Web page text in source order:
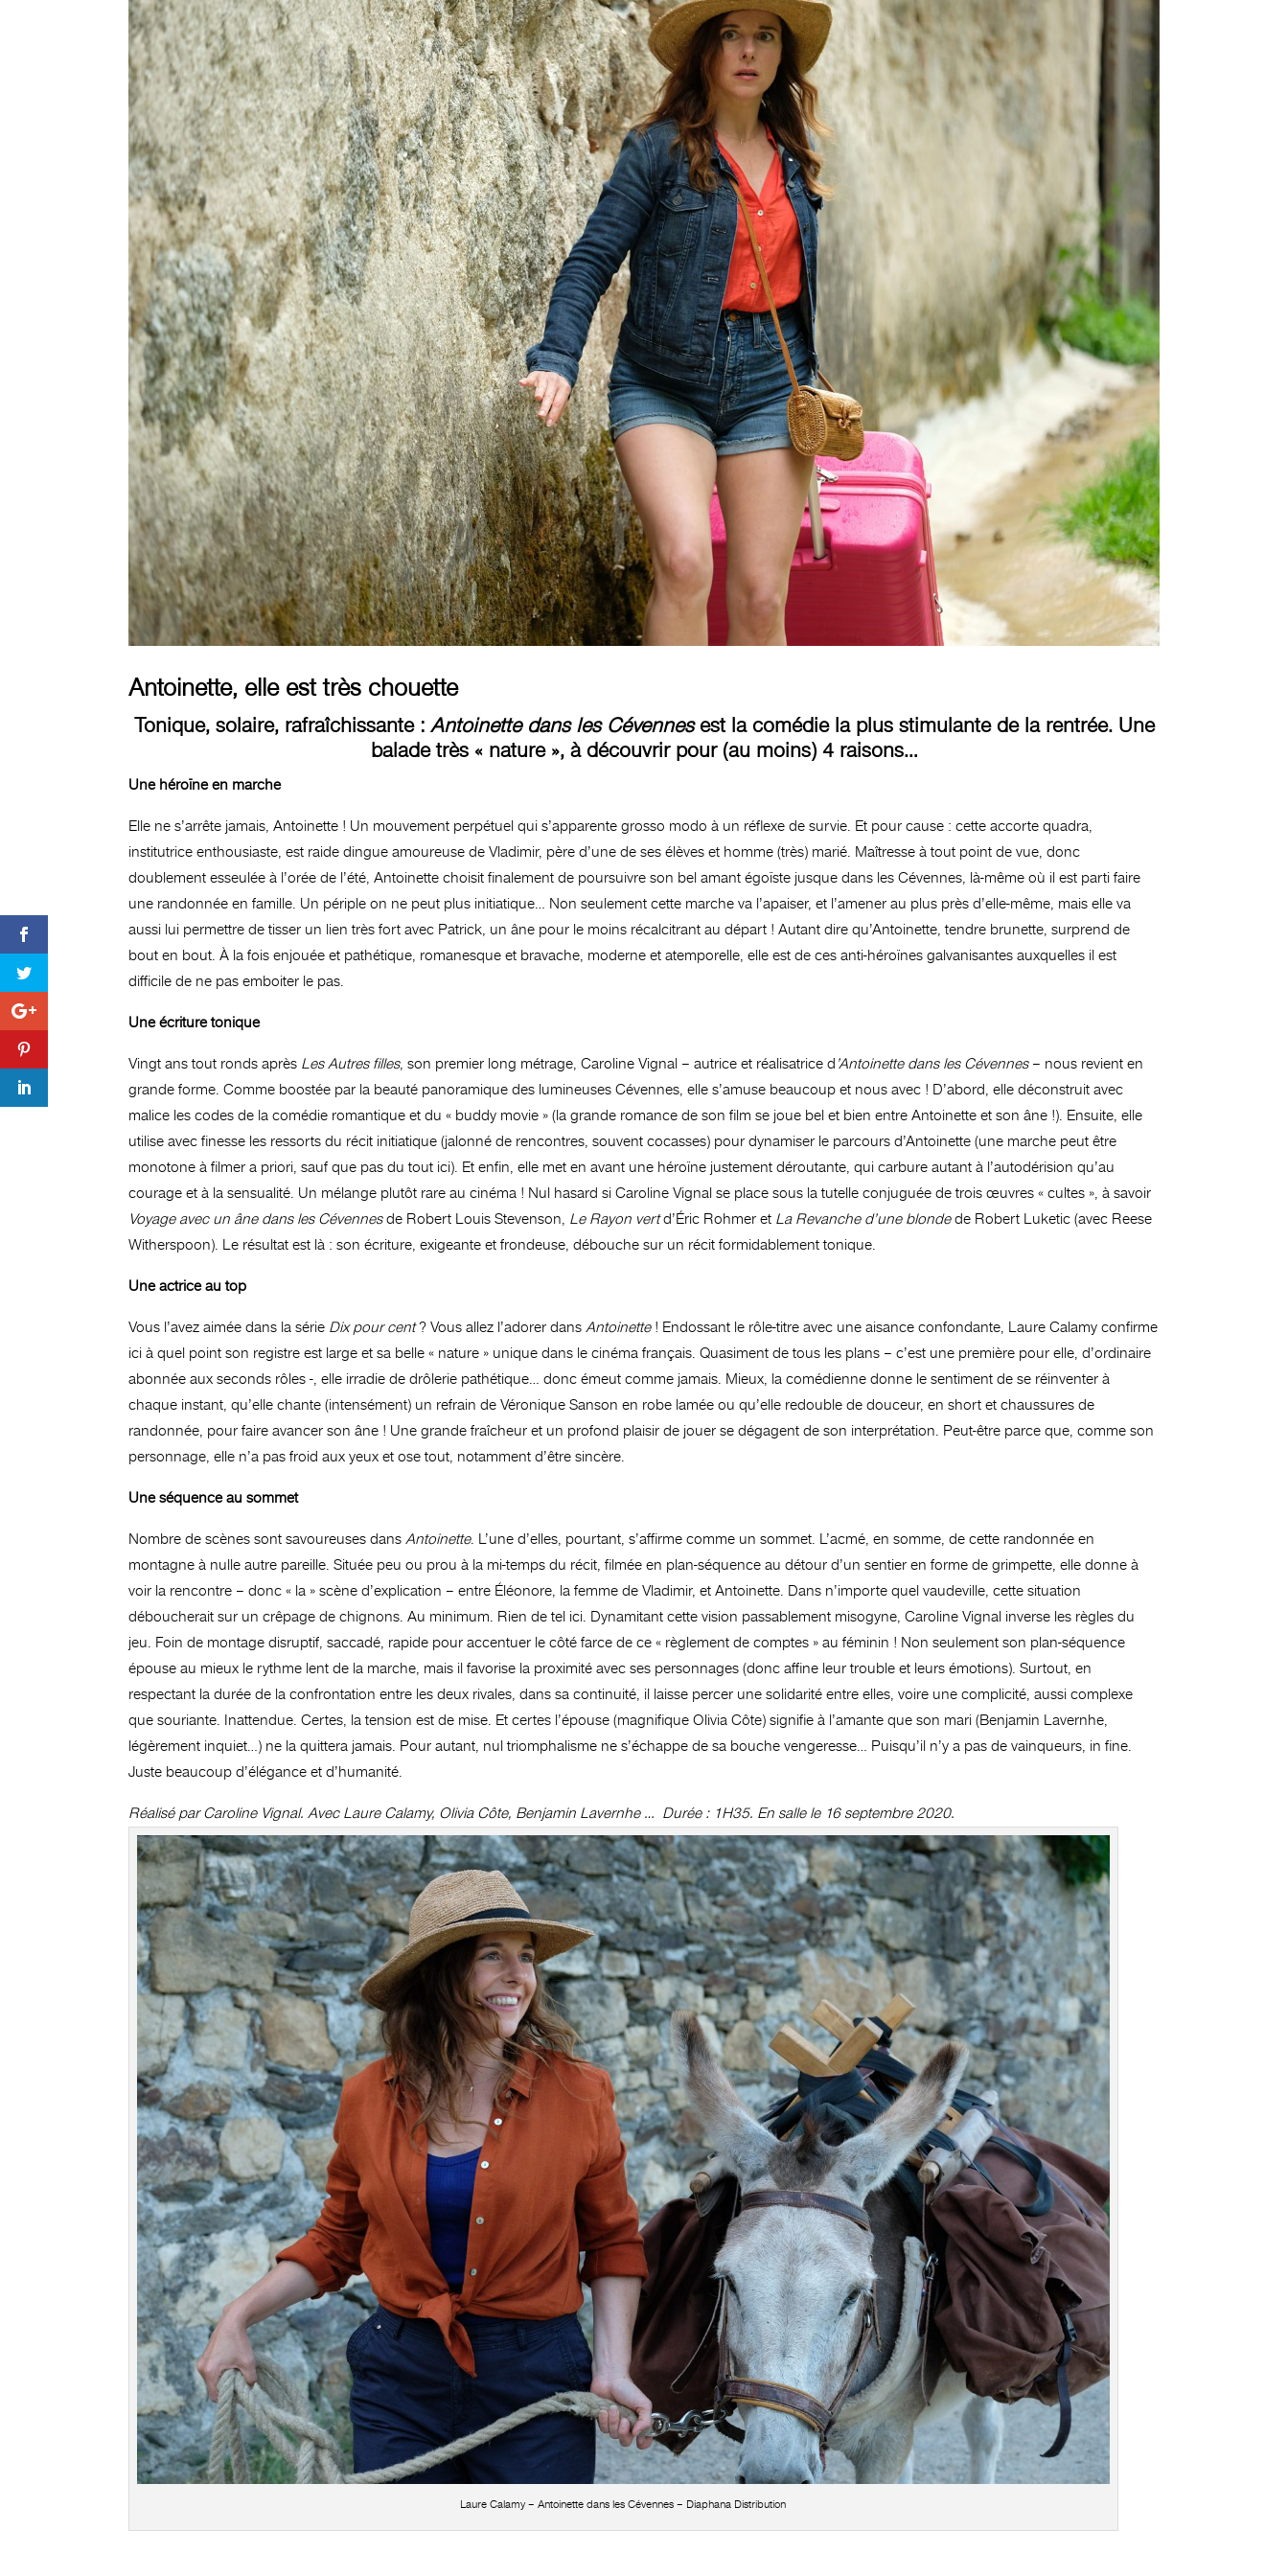
Antoinette, elle est très chouette
Tonique, solaire, rafraîchissante : Antoinette dans les Cévennesest la comédie la plus stimulante de la rentrée. Une
balade très « nature », à découvrir pour (au moins) 4 raisons…
Une héroïne en marche
Elle ne s’arrête jamais, Antoinette ! Un mouvement perpétuel qui s’apparente grosso modo à un réflexe de survie. Et pour cause : cette accorte quadra,
institutrice enthousiaste, est raide dingue amoureuse de Vladimir, père d’une de ses élèves et homme (très) marié. Maîtresse à tout point de vue, donc
doublement esseulée à l’orée de l’été, Antoinette choisit finalement de poursuivre son bel amant égoïste jusque dans les Cévennes, là-même où il est parti faire
une randonnée en famille. Un périple on ne peut plus initiatique… Non seulement cette marche va l’apaiser, et l’amener au plus près d’elle-même, mais elle va
aussi lui permettre de tisser un lien très fort avec Patrick, un âne pour le moins récalcitrant au départ ! Autant dire qu’Antoinette, tendre brunette, surprend de
bout en bout.À la fois enjouée et pathétique, romanesque et bravache, moderne et atemporelle, elle est de ces anti-héroïnes galvanisantes auxquelles il est
difficile de ne pas emboiter le pas.
Une écriture tonique
Vingt ans tout ronds après Les Autres filles, son premier long métrage, Caroline Vignal – autrice et réalisatrice d ’Antoinette dans les Cévennes– nous revient en
grande forme. Comme boostée par la beauté panoramique des lumineuses Cévennes, elle s’amuse beaucoup et nous avec ! D’abord, elle déconstruit avec
malice les codes de la comédie romantique et du « buddy movie » (la grande romance de son film se joue bel et bien entre Antoinette et son âne !). Ensuite, elle
utilise avec finesse les ressorts du récit initiatique (jalonné de rencontres, souvent cocasses) pour dynamiser le parcours d’Antoinette (une marche peut être
monotone à filmer a priori, sauf que pas du tout ici). Et enfin, elle met en avant une héroïne justement déroutante, qui carbure autant à l’autodérision qu’au
courage et à la sensualité. Un mélange plutôt rare au cinéma ! Nul hasard si Caroline Vignal se place sous la tutelle conjuguée de trois œuvres « cultes », à savoir
Voyage avec un âne dans les Cévennesde Robert Louis Stevenson, Le Rayon vertd’Éric Rohmer et La Revanche d’une blondede Robert Luketic (avec Reese
Witherspoon). Le résultat est là : son écriture, exigeante et frondeuse, débouche sur un récit formidablement tonique.
Une actrice au top
Vous l’avez aimée dans la série Dix pour cent? Vous allez l’adorer dansAntoinette! Endossant le rôle-titre avec une aisance confondante, Laure Calamy confirme
ici à quel point son registre est large et sa belle « nature » unique dans le cinéma français. Quasiment de tous les plans – c’est une première pour elle, d’ordinaire
abonnée aux seconds rôles -, elle irradie de drôlerie pathétique… donc émeut comme jamais. Mieux, la comédienne donne le sentiment de se réinventer à
chaque instant, qu’elle chante (intensément) un refrain de Véronique Sanson en robe lamée ou qu’elle redouble de douceur, en short et chaussures de
randonnée, pour faire avancer son âne ! Une grande fraîcheur et un profond plaisir de jouer se dégagent de son interprétation. Peut-être parce que, comme son
personnage, elle n’a pas froid aux yeux et ose tout, notamment d’être sincère.
Une séquence au sommet
Nombre de scènes sont savoureuses dansAntoinette. L’une d’elles, pourtant, s’affirme comme un sommet. L’acmé, en somme, de cette randonnée en
montagne à nulle autre pareille. Située peu ou prou à la mi-temps du récit, filmée en plan-séquence au détour d’un sentier en forme de grimpette, elle donne à
voir la rencontre – donc « la » scène d’explication – entre Éléonore, la femme de Vladimir, et Antoinette. Dans n’importe quel vaudeville, cette situation
déboucherait sur un crêpage de chignons. Au minimum. Rien de tel ici. Dynamitant cette vision passablement misogyne, Caroline Vignal inverse les règles du
jeu. Foin de montage disruptif, saccadé, rapide pour accentuer le côté farce de ce « règlement de comptes » au féminin ! Non seulement son plan-séquence
épouse au mieux le rythme lent de la marche, mais il favorise la proximité avec ses personnages (donc affine leur trouble et leurs émotions). Surtout, en
respectant la durée de la confrontation entre les deux rivales, dans sa continuité, il laisse percer une solidarité entre elles, voire une complicité, aussi complexe
que souriante. Inattendue. Certes, la tension est de mise. Et certes l’épouse (magnifique Olivia Côte) signifie à l’amante que son mari (Benjamin Lavernhe,
légèrement inquiet…) ne la quittera jamais. Pour autant, nul triomphalisme ne s’échappe de sa bouche vengeresse… Puisqu’il n’y a pas de vainqueurs, in fine.
Juste beaucoup d’élégance et d’humanité.
Réalisé par Caroline Vignal. Avec Laure Calamy, Olivia Côte, Benjamin Lavernhe … Durée : 1H35. En salle le 16 septembre 2020.
Laure Calamy – Antoinette dans les Cévennes – Diaphana Distribution